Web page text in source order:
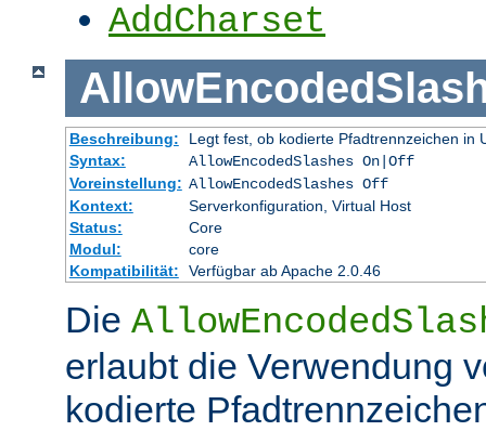
AddCharset
Beschreibung:
Legt fest, ob kodierte Pfadtrennzeichen in
Syntax:
AllowEncodedSlashes On|Off
Voreinstellung: AllowEncodedSlashes Off
Kontext:
Serverkonfiguration, Virtual Host
Status:
Core
Modul:
core
Kompatibilität:
Verfügbar ab Apache 2.0.46
Die
erlaubt die Verwendung
kodierte